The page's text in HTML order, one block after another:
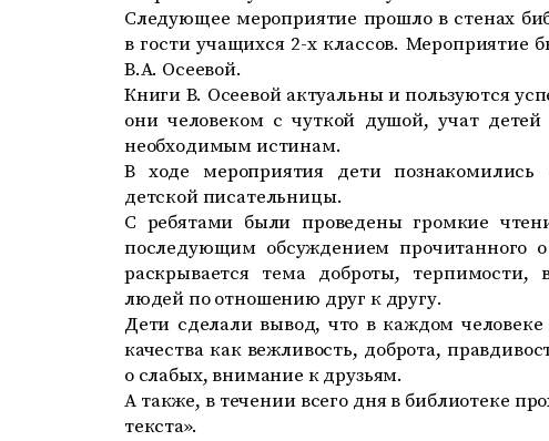
Следующее мероприятие прошло в стенах
в гости учащихся 2-х классов. Мероприятие
В.А. Осеевой.
Книги В. Осеевой актуальны и пользуются
они человеком с чуткой душой, учат
необходимым истинам.
В ходе мероприятия дети познакомились
детской писательницы.
C ребятами были проведены громкие
последующим обсуждением прочитанного
раскрывается тема доброты, терпимости,
людей по отношению друг к другу.
Дети сделали вывод, что в каждом
качества как вежливость, доброта,
о слабых, внимание к друзьям.
А также, в течении всего дня в библиотеке
текста».